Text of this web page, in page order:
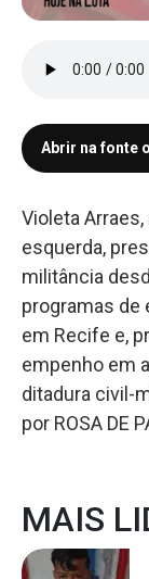
Abrir na fonte
Violeta
esquerda,
militância
programas de
em Recife e,
empenho em
ditadura civil-
por ROSA DE
MAIS